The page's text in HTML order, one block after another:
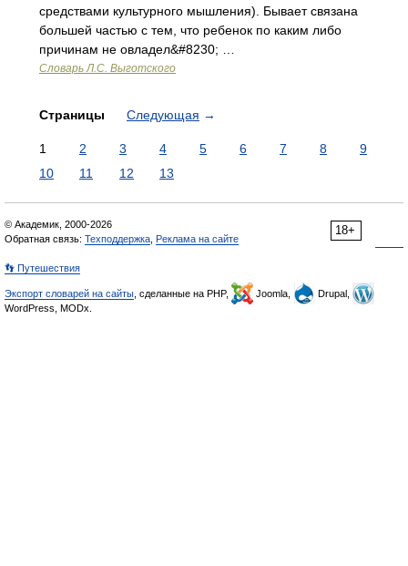
средствами культурного мышления). Бывает связана
большей частью с тем, что ребенок по каким либо
причинам не овладел&#8230; …
Словарь Л.С. Выготского
Страницы Следующая →
1 2 3 4 5 6 7 8
9
10
11 12 13
18+
© Академик, 2000-2026
Обратная связь: Техподдержка Реклама на сайте
👣 Путешествия
Экспорт словарей на сайты , сделанные на PHP, Joomla,
Drupal,
WordPress, MODx.